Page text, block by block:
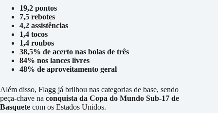
19,2 pontos
7,5 rebotes
4,2 assistências
1,4 tocos
1,4 roubos
38,5% de acerto nas bolas de três
84% nos lances livres
48% de aproveitamento geral
Além disso, Flagg já brilhou nas categorias de base, sendo
peça-chave na conquista da Copa do Mundo Sub-17 de
Basquete com os Estados Unidos.